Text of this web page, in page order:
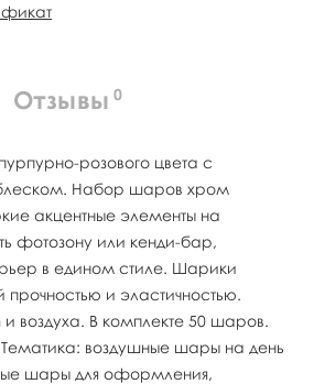
Отзывы 0
розового цвета с
Набор шаров хром
акцентные элементы на
фотозону или кенди-бар,
в едином стиле. Шарики
прочностью и эластичностью.
и воздуха. В комплекте 50 шаров.
воздушные шары на день
шары для оформления,